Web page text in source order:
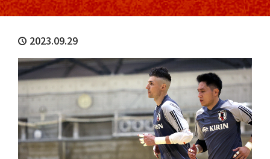
2023.09.29